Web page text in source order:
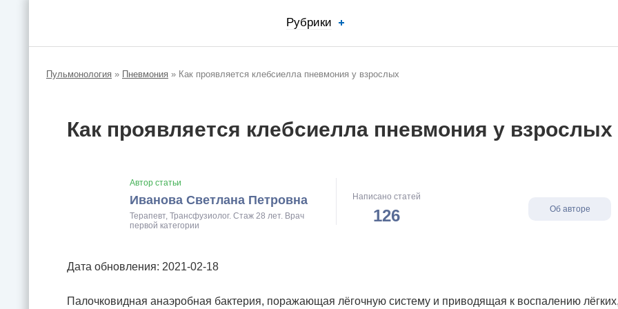
Рубрики
Пульмонология » Пневмония » Как проявляется клебсиелла пневмония у взрослых
Как проявляется клебсиелла пневмония у взрослых
Автор статьи
Иванова Светлана Петровна
Терапевт, Трансфузиолог. Стаж 28 лет. Врач
первой категории
Написано статей
126 Об авторе
Дата обновления: 2021-02-18
Палочковидная анаэробная бактерия, поражающая лёгочную систему и приводящая к воспалению